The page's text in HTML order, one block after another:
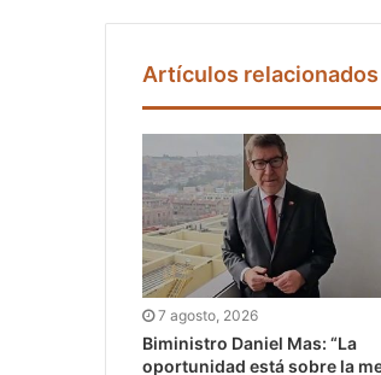
Artículos relacionados
7 agosto, 2026
Biministro Daniel Mas: “La
oportunidad está sobre la